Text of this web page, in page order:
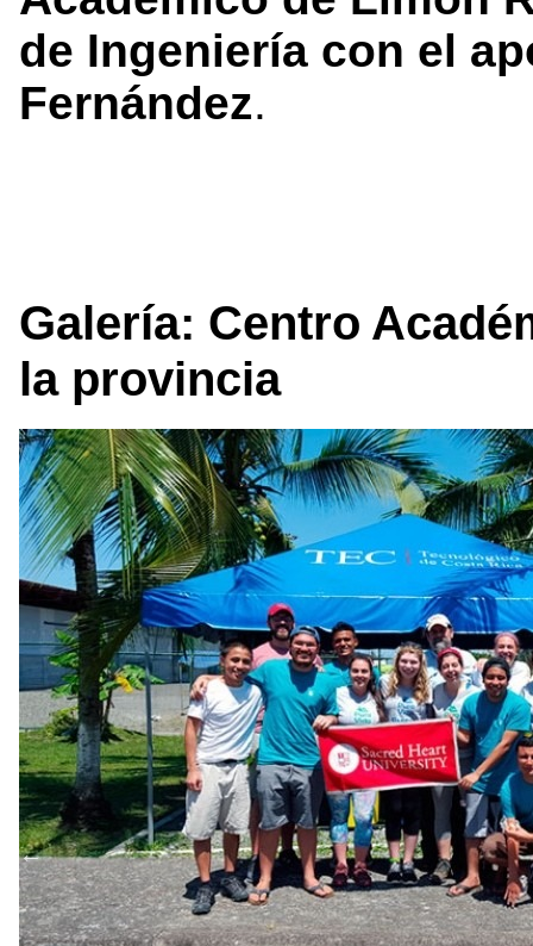
de Ingeniería con el
Fernández.
Galería: Centro
la provincia